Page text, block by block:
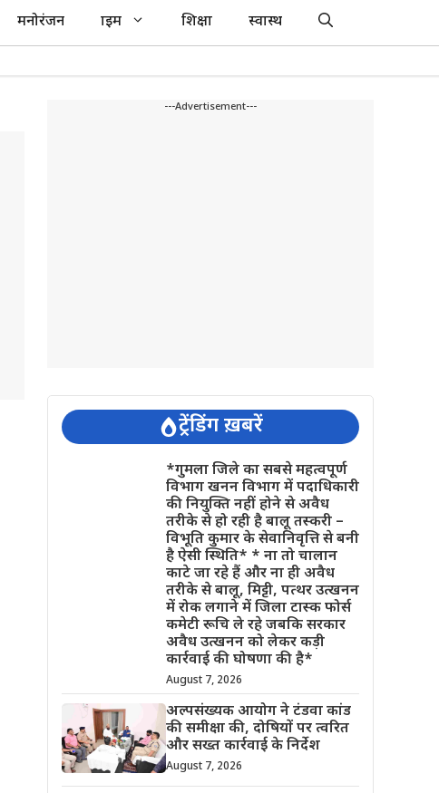
मनोरंजन क्राइम शिक्षा स्वास्थ
---Advertisement---
ट्रेंडिंग ख़बरें
*गुमला जिले का सबसे महत्वपूर्ण
विभाग खनन विभाग में पदाधिकारी
की नियुक्ति नहीं होने से अवैध
तरीके से हो रही है बालू तस्करी –
विभूति कुमार के सेवानिवृत्ति से बनी
है ऐसी स्थिति* * ना तो चालान
काटे जा रहे हैं और ना ही अवैध
तरीके से बालू, मिट्टी, पत्थर उत्खनन
में रोक लगाने में जिला टास्क फोर्स
कमेटी रूचि ले रहे जबकि सरकार
अवैध उत्खनन को लेकर कड़ी
कार्रवाई की घोषणा की है*
August 7, 2026
अल्पसंख्यक आयोग ने टंडवा कांड
की समीक्षा की, दोषियों पर त्वरित
और सख्त कार्रवाई के निर्देश
August 7, 2026